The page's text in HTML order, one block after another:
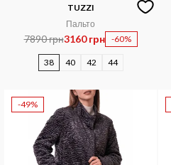
TUZZI
Пальто
7890 грн3160 грн -60%
38 40 42 44
-49%